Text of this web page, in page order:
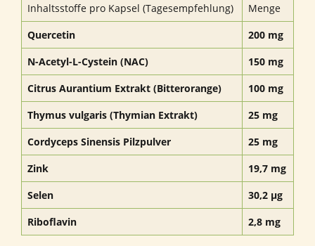
Inhaltsstoffe pro Kapsel (Tagesempfehlung)
Menge
Quercetin
200 mg
N-Acetyl-L-Cystein (NAC)
150 mg
Citrus Aurantium Extrakt (Bitterorange)
100 mg
Thymus vulgaris (Thymian Extrakt)
25 mg
Cordyceps Sinensis Pilzpulver
25 mg
Zink
19,7 mg
Selen
30,2 µg
Riboflavin
2,8 mg